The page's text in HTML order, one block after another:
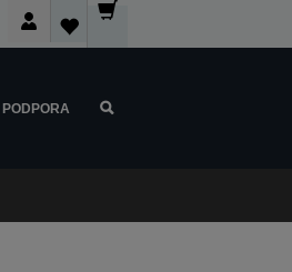
PODPORA